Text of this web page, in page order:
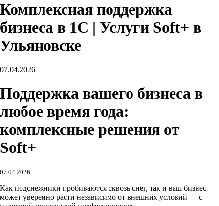
Комплексная поддержка
бизнеса в 1С | Услуги Soft+ в
Ульяновске
07.04.2026
Поддержка вашего бизнеса в
любое время года:
комплексные решения от
Soft+
07.04.2026
Как подснежники пробиваются сквозь снег, так и ваш бизнес
может уверенно расти независимо от внешних условий — с